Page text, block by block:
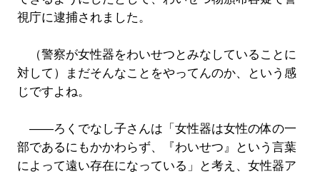
視庁に逮捕されました。
（警察が女性器をわいせつとみなしていることに
対して）まだそんなことをやってんのか、という感
じですよね。
――ろくでなし子さんは「女性器は女性の体の一
部であるにもかかわらず、『わいせつ』という言葉
によって遠い存在になっている」と考え、女性器ア